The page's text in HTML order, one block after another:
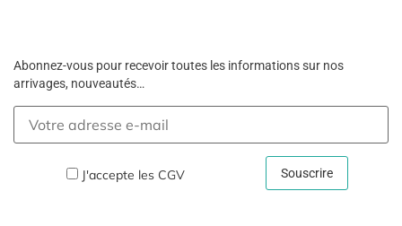
Abonnez-vous pour recevoir toutes les informations sur nos
arrivages, nouveautés…
J'accepte les CGV